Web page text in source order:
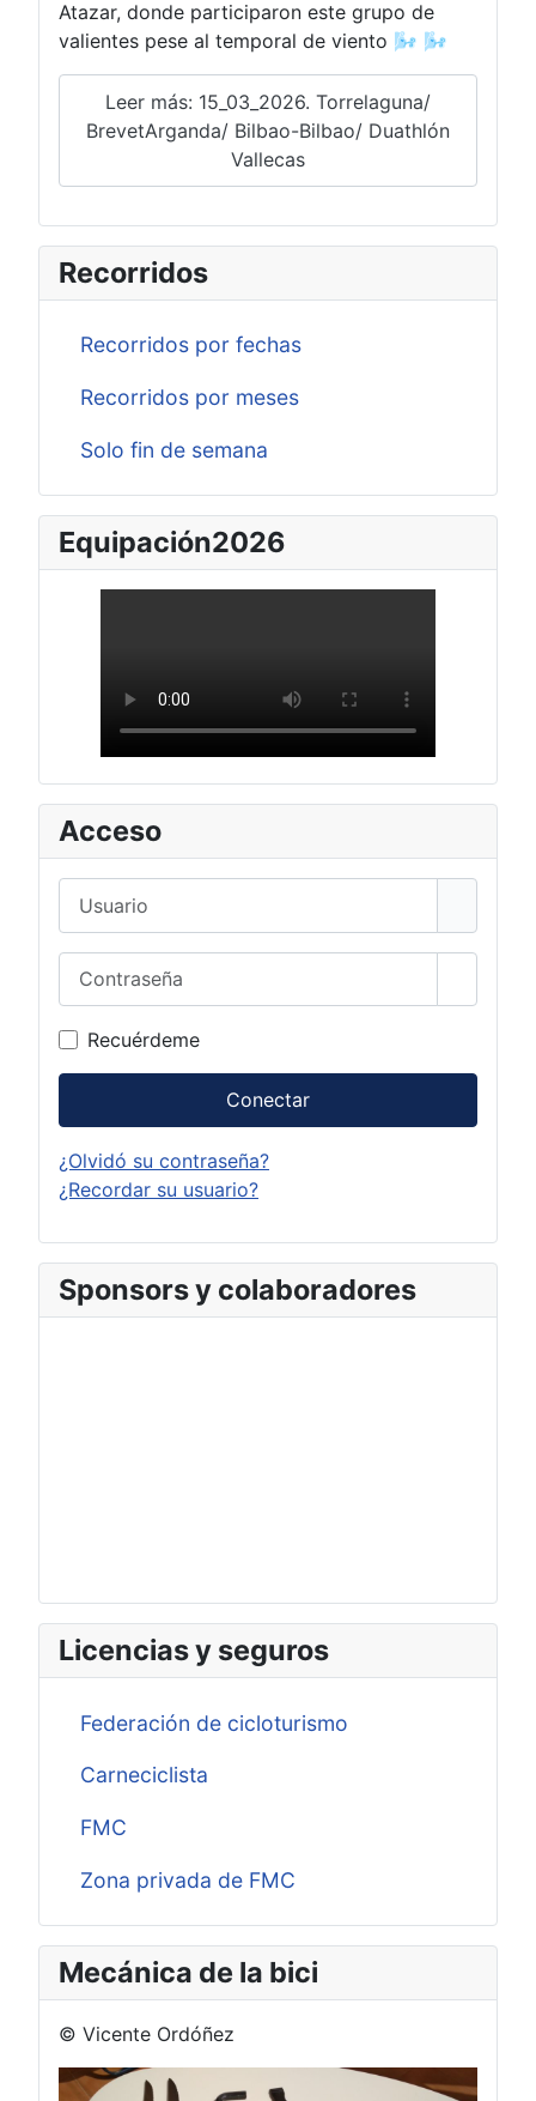
Atazar, donde participaron este grupo de
valientes pese al temporal de viento 🌬️ 🌬️
Leer más: 15_03_2026. Torrelaguna/
BrevetArganda/ Bilbao-Bilbao/ Duathlón
Vallecas
Recorridos
Recorridos por fechas
Recorridos por meses
Solo fin de semana
Equipación2026
Acceso
Recuérdeme
Conectar
¿Olvidó su contraseña?
¿Recordar su usuario?
Sponsors y colaboradores
Licencias y seguros
Federación de cicloturismo
Carneciclista
FMC
Zona privada de FMC
Mecánica de la bici
© Vicente Ordóñez